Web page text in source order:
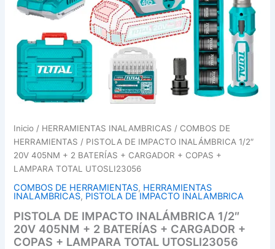
Inicio / HERRAMIENTAS INALAMBRICAS / COMBOS DE
HERRAMIENTAS / PISTOLA DE IMPACTO INALÁMBRICA 1/2″
20V 405NM + 2 BATERÍAS + CARGADOR + COPAS +
LAMPARA TOTAL UTOSLI23056
COMBOS DE HERRAMIENTAS, HERRAMIENTAS
INALAMBRICAS, PISTOLA DE IMPACTO INALAMBRICA
PISTOLA DE IMPACTO INALÁMBRICA 1/2″
20V 405NM + 2 BATERÍAS + CARGADOR +
COPAS + LAMPARA TOTAL UTOSLI23056